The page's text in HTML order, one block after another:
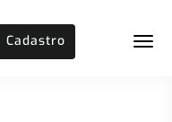
Cadastro